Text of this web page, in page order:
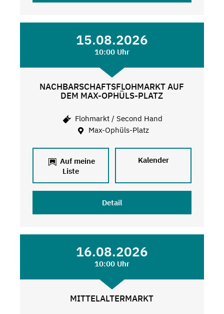
15.08.2026
10:00 Uhr
NACHBARSCHAFTSFLOHMARKT AUF
DEM MAX-OPHÜLS-PLATZ
Flohmarkt / Second Hand
Max-Ophüls-Platz
Auf meine
Liste
Kalender
Detail
16.08.2026
10:00 Uhr
MITTELALTERMARKT